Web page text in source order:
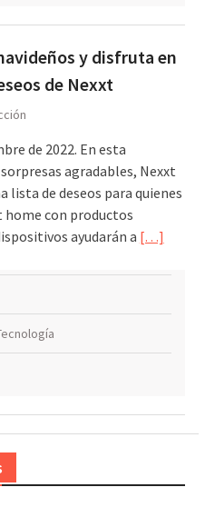
y disfruta en
de Nexxt
de 2022. En esta
agradables, Nexxt
lista de deseos para quienes
home con productos
ayudarán a […]